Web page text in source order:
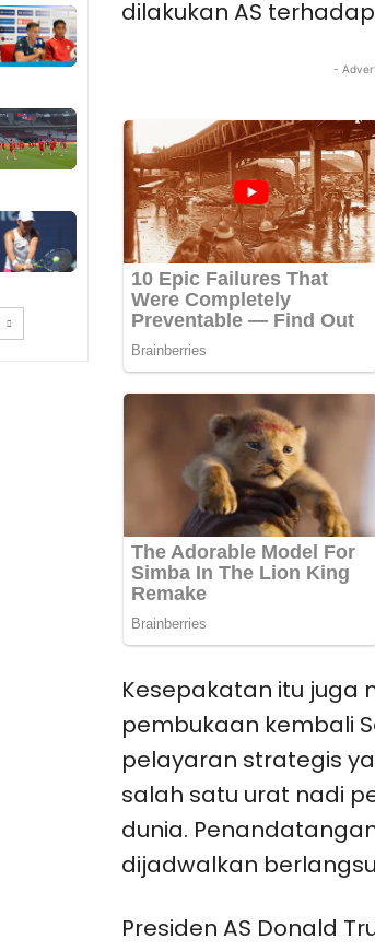
dilakukan AS
-
Kesepakatan itu juga
pembukaan kembali
pelayaran strategis
salah satu urat nadi
dunia.
dijadwalkan
Presiden AS Donald